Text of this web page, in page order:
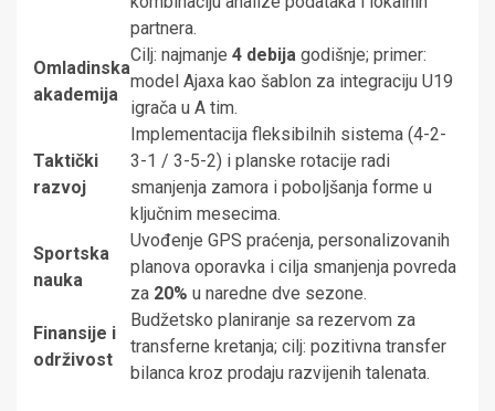
partnera.
Omladinska
akademija
Cilj: najmanje 4 debija godišnje; primer:
model Ajaxa kao šablon za integraciju U19
igrača u A tim.
Taktički
razvoj
Implementacija fleksibilnih sistema (4-2-
3-1 / 3-5-2) i planske rotacije radi
smanjenja zamora i poboljšanja forme u
ključnim mesecima.
Sportska
nauka
Uvođenje GPS praćenja, personalizovanih
planova oporavka i cilja smanjenja povreda
za 20% u naredne dve sezone.
Finansije i
održivost
Budžetsko planiranje sa rezervom za
transferne kretanja; cilj: pozitivna transfer
bilanca kroz prodaju razvijenih talenata.